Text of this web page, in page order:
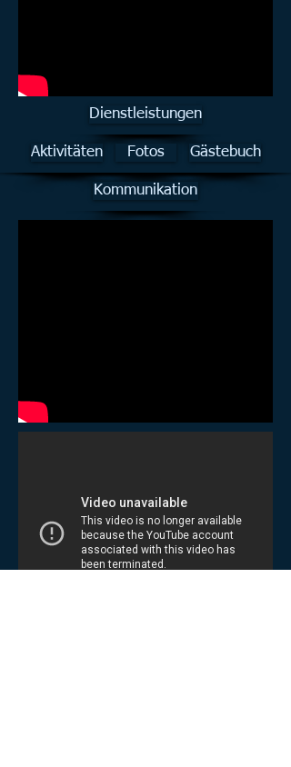
Dienstleistungen
Aktivitäten Fotos Gästebuch
Kommunikation